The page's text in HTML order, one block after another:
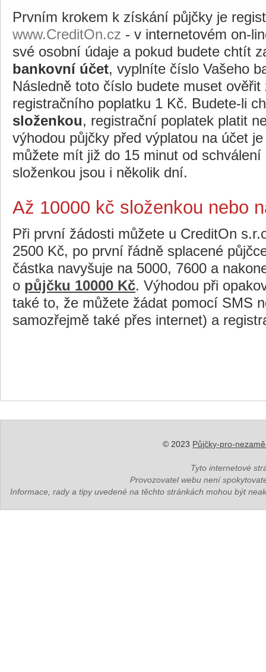
Prvním krokem k získání půjčky je
www.CreditOn.cz - v internetovém on-
své osobní údaje a pokud budete chtít
bankovní účet, vyplníte číslo Vašeho
Následně toto číslo budete muset ověřit
registračního poplatku 1 Kč. Budete-li
složenkou, registrační poplatek platit
výhodou půjčky před výplatou na účet
můžete mít již do 15 minut od
složenkou jsou i několik dní.
Až 10000 kč složenkou nebo
Při první žádosti můžete u CreditOn
2500 Kč, po první řádně splacené
částka navyšuje na 5000, 7600 a
o půjčku 10000 Kč. Výhodou při
také to, že můžete žádat pomocí SMS
samozřejmě také přes internet) a
© 2023 Půjčky-pro-
Tyto internetové
Provozovatel webu není
Informace, rady a tipy uvedené na těchto stránkách mohou být